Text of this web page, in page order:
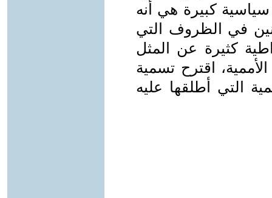
كبيرة هي أنه
في الظروف التي
كثيرة عن المثل
اقترح تسمية
التي أطلقها عليه